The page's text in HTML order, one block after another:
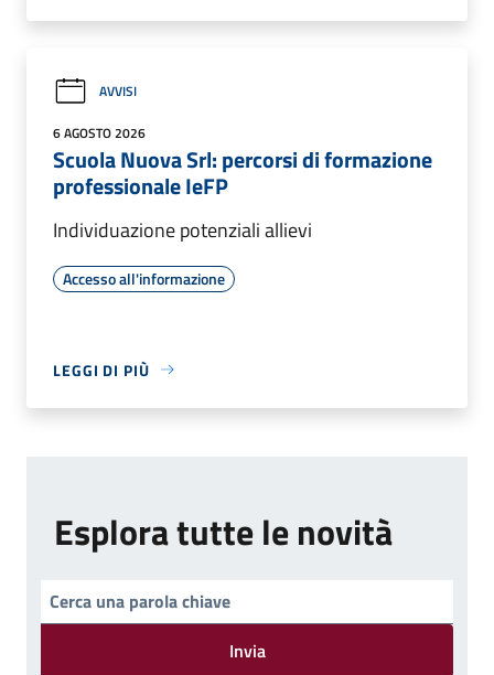
AVVISI
6 AGOSTO 2026
Scuola Nuova Srl: percorsi di formazione
professionale IeFP
Individuazione potenziali allievi
Accesso all'informazione
LEGGI DI PIÙ
Esplora tutte le novità
Invia